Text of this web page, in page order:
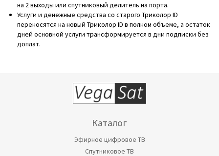
на 2 выходы или спутниковый делитель на порта.
Услуги и денежные средства со старого Триколор ID
переносятся на новый Триколор ID в полном объеме, а остаток
дней основной услуги трансформируется в дни подписки без
доплат.
Каталог
Эфирное цифровое ТВ
Спутниковое ТВ